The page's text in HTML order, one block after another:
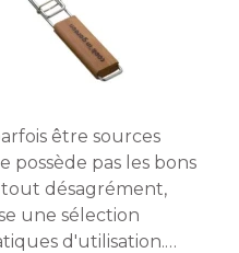
être sources
possède pas les bons
désagrément,
une sélection
d'utilisation.